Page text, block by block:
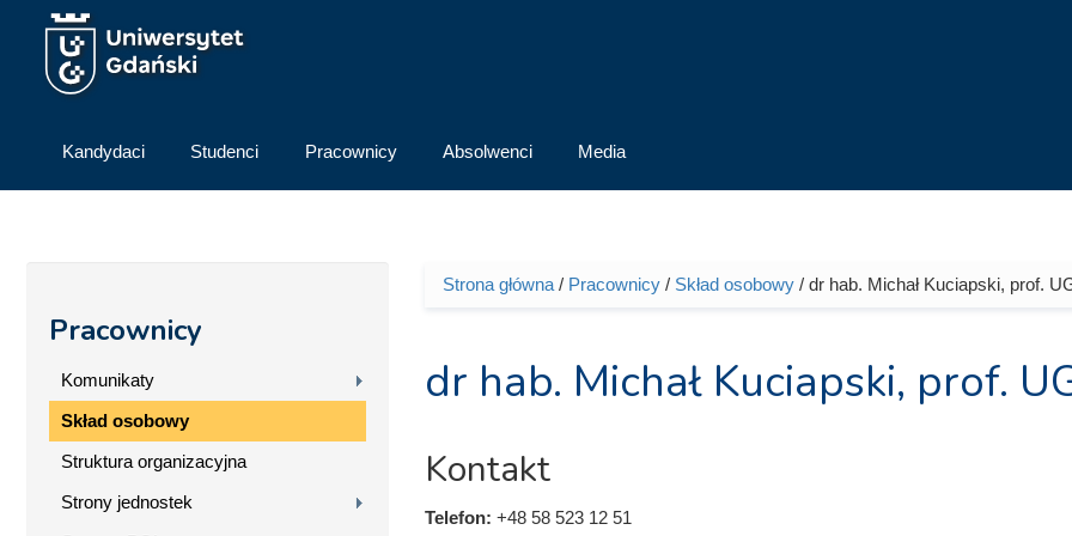
Przejdź do treści
Kandydaci Studenci Pracownicy Absolwenci Media
Pracownicy
Komunikaty
Skład osobowy
Struktura organizacyjna
Strony jednostek
Jesteś tutaj
Strona główna/ Pracownicy/ Skład osobowy/ dr hab. Michał Kuciapski, prof.
dr hab. Michał Kuciapski, prof.
Kontakt
Telefon: +48 58 523 12 51